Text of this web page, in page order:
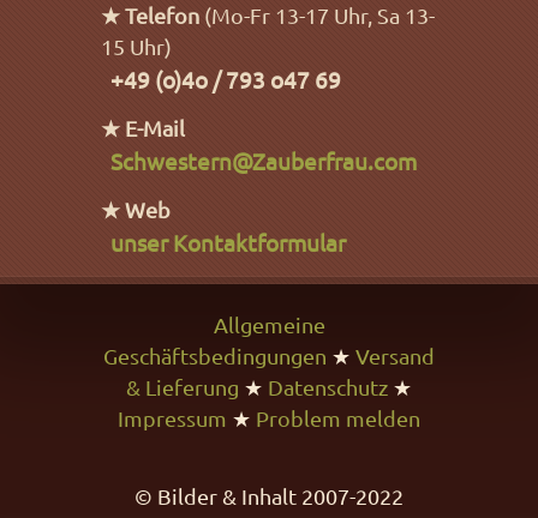
★ Telefon (Mo-Fr 13-17 Uhr, Sa 13-
15 Uhr)
+49 (o)4o / 793 o47 69
★ E-Mail
Schwestern@Zauberfrau.com
★ Web
unser Kontaktformular
Allgemeine
Geschäftsbedingungen ★ Versand
& Lieferung ★ Datenschutz ★
Impressum ★ Problem melden
© Bilder & Inhalt 2007-2022